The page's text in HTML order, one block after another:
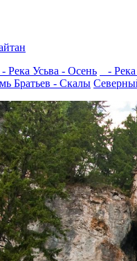
- Река Усьва - Осень - Река
Братьев - Скалы